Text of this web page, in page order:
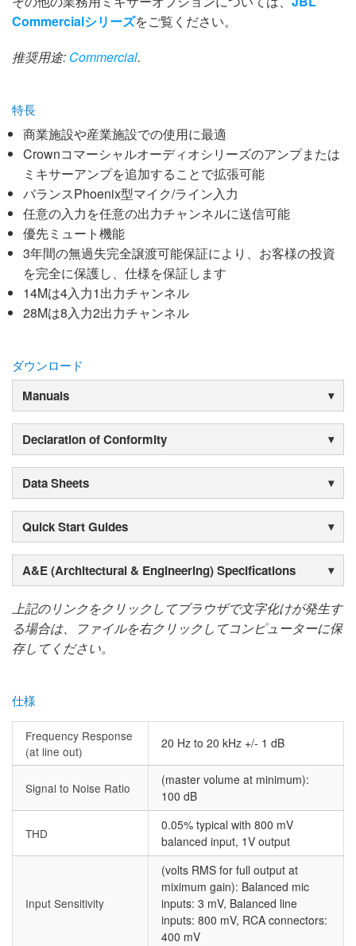
Commercialシリーズをご覧ください。
推奨用途: Commercial.
特長
商業施設や産業施設での使用に最適
Crownコマーシャルオーディオシリーズのアンプまたは
ミキサーアンプを追加することで拡張可能
バランスPhoenix型マイク/ライン入力
任意の入力を任意の出力チャンネルに送信可能
優先ミュート機能
3年間の無過失完全譲渡可能保証により、お客様の投資
を完全に保護し、仕様を保証します
14Mは4入力1出力チャンネル
28Mは8入力2出力チャンネル
ダウンロード
Manuals
Declaration of Conformity
Data Sheets
Quick Start Guides
A&E (Architectural & Engineering) Specifications
上記のリンクをクリックしてブラウザで文字化けが発生す
る場合は、ファイルを右クリックしてコンピューターに保
存してください。
仕様
Frequency Response
(at line out)
20 Hz to 20 kHz +/- 1 dB
Signal to Noise Ratio
(master volume at minimum):
100 dB
THD
0.05% typical with 800 mV
balanced input, 1V output
Input Sensitivity
(volts RMS for full output at
miximum gain): Balanced mic
inputs: 3 mV, Balanced line
inputs: 800 mV, RCA connectors:
400 mV